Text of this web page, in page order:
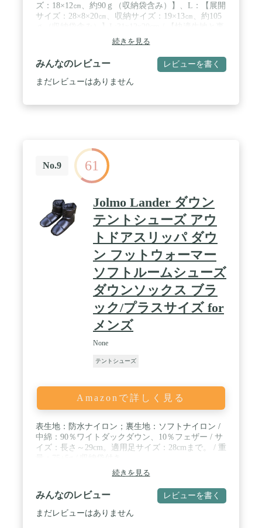
ズ：18×12㎝、約90ｇ（収納袋含み）】、L：【展開
サイズ：28×8×20㎝、収納サイズ：19×13㎝、約105
地】生地と裏材には400 D 20 Tナイロン布を採用
し、手触りが滑らかで、着心地がよく、耐摩耗性が
よく、壊れにくい。400 Dナイロン生地は密度が高
く、ダウンソックスから羽毛が出ないようにしてい
ます。 / 【暖かいダウン】Tentockダウンソックスは
それを着て地面を直接歩くことができ、滑ることも
恐れない。 / 【応用】冬のキャンプ、車中泊、自
宅、通勤、就寝。寒さに弱い人にとって、Tentockダ
ウンソックスはとても良い選択です。
続きを見る
みんなのレビュー レビューを書く
まだレビューはありません
No.9 61
Jolmo Lander ダウン
テントシューズ アウ
トドアスリッパ ダウ
ン フットウォーマー
ソフトルームシューズ
ダウンソックス ブラ
ック/プラスサイズ for
メンズ
None
テントシューズ
Amazonで詳しく見る
表生地：防水ナイロン；裏生地：ソフトナイロン /
中綿：90％ワイトダックダウン、10％フェザー / サ
イズ：長さ～29cm。適用足サイズ：28cmまで。 / 重
続きを見る
みんなのレビュー レビューを書く
まだレビューはありません